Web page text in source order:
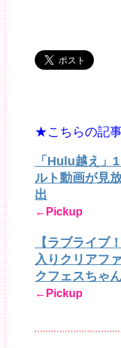
★こちらの記
「Hulu越え」
ルト動画が見
出
←Pickup
【ラブライブ
入りクリアフ
クフェスちゃん
←Pickup